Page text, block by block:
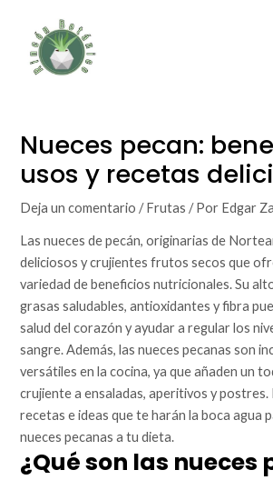
contenido
Nueces pecan:
usos y recetas
Deja un comentario /Frutas / Por Edgar
Las nueces de pecán, originarias de
deliciosos y crujientes frutos secos que
variedad de beneficios nutricionales. Su
grasas saludables, antioxidantes y fibra
salud del corazón y ayudar a regular los
sangre. Además, las nueces pecanas son
versátiles en la cocina, ya que añaden un
crujiente a ensaladas, aperitivos y postres.
recetas e ideas que te harán la boca agua
nueces pecanas a tu dieta.
¿Qué son las nueces